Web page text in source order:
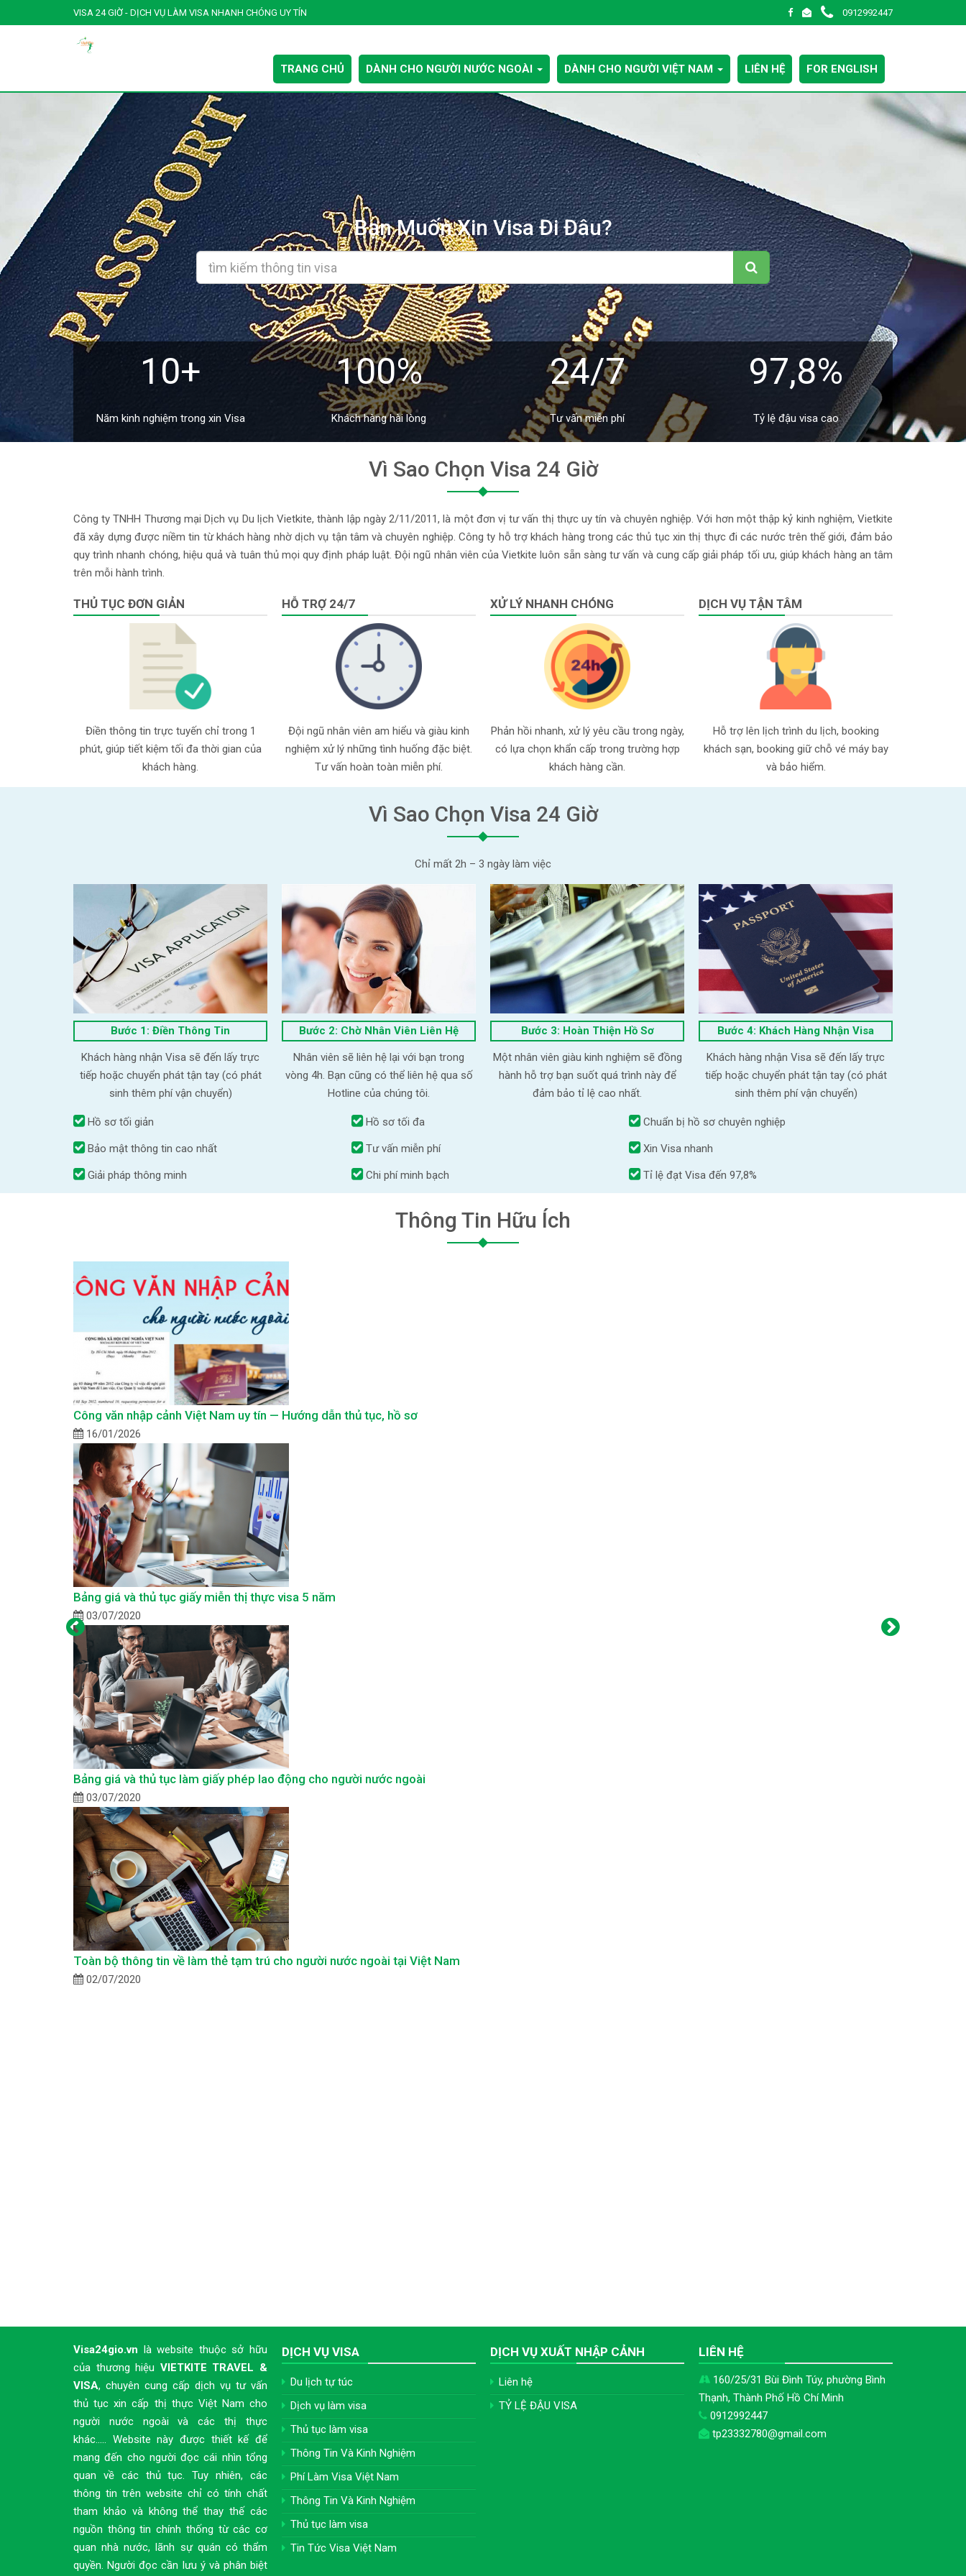
VISA 24 GIỜ - DỊCH VỤ LÀM VISA NHANH CHÓNG UY TÍN 0912992447
TRANG CHỦ DÀNH CHO NGƯỜI NƯỚC NGOÀI DÀNH CHO NGƯỜI VIỆT NAM LIÊN HỆ FOR ENGLISH
Bạn Muốn Xin Visa Đi Đâu?
10+
Năm kinh nghiệm trong xin Visa
100%
Khách hàng hài lòng
24/7
Tư vấn miễn phí
97,8%
Tỷ lệ đậu visa cao
Vì Sao Chọn Visa 24 Giờ
Công ty TNHH Thương mại Dịch vụ Du lịch Vietkite, thành lập ngày 2/11/2011, là một đơn vị tư vấn thị thực uy tín và chuyên nghiệp. Với hơn một thập kỷ kinh nghiệm, Vietkite
đã xây dựng được niềm tin từ khách hàng nhờ dịch vụ tận tâm và chuyên nghiệp. Công ty hỗ trợ khách hàng trong các thủ tục xin thị thực đi các nước trên thế giới, đảm bảo
quy trình nhanh chóng, hiệu quả và tuân thủ mọi quy định pháp luật. Đội ngũ nhân viên của Vietkite luôn sẵn sàng tư vấn và cung cấp giải pháp tối ưu, giúp khách hàng an tâm
trên mỗi hành trình.
THỦ TỤC ĐƠN GIẢN
Điền thông tin trực tuyến chỉ trong 1
phút, giúp tiết kiệm tối đa thời gian của
khách hàng.
HỖ TRỢ 24/7
Đội ngũ nhân viên am hiểu và giàu kinh
nghiệm xử lý những tình huống đặc biệt.
Tư vấn hoàn toàn miễn phí.
XỬ LÝ NHANH CHÓNG
Phản hồi nhanh, xử lý yêu cầu trong ngày,
có lựa chọn khẩn cấp trong trường hợp
khách hàng cần.
DỊCH VỤ TẬN TÂM
Hỗ trợ lên lịch trình du lịch, booking
khách sạn, booking giữ chỗ vé máy bay
và bảo hiểm.
Vì Sao Chọn Visa 24 Giờ
Chỉ mất 2h – 3 ngày làm việc
Bước 1: Điền Thông Tin
Khách hàng nhận Visa sẽ đến lấy trực
tiếp hoặc chuyển phát tận tay (có phát
sinh thêm phí vận chuyển)
Bước 2: Chờ Nhân Viên Liên Hệ
Nhân viên sẽ liên hệ lại với bạn trong
vòng 4h. Bạn cũng có thể liên hệ qua số
Hotline của chúng tôi.
Bước 3: Hoàn Thiện Hồ Sơ
Một nhân viên giàu kinh nghiệm sẽ đồng
hành hỗ trợ bạn suốt quá trình này để
đảm bảo tỉ lệ cao nhất.
Bước 4: Khách Hàng Nhận Visa
Khách hàng nhận Visa sẽ đến lấy trực
tiếp hoặc chuyển phát tận tay (có phát
sinh thêm phí vận chuyển)
Hồ sơ tối giản
Bảo mật thông tin cao nhất
Giải pháp thông minh
Hồ sơ tối đa
Tư vấn miễn phí
Chi phí minh bạch
Chuẩn bị hồ sơ chuyên nghiệp
Xin Visa nhanh
Tỉ lệ đạt Visa đến 97,8%
Thông Tin Hữu Ích
Công văn nhập cảnh Việt Nam uy tín — Hướng dẫn thủ tục, hồ sơ
16/01/2026
Bảng giá và thủ tục giấy miễn thị thực visa 5 năm
03/07/2020
Bảng giá và thủ tục làm giấy phép lao động cho người nước ngoài
03/07/2020
Toàn bộ thông tin về làm thẻ tạm trú cho người nước ngoài tại Việt Nam
02/07/2020
Visa24gio.vn là website thuộc sở hữu
của thương hiệu VIETKITE TRAVEL &
VISA, chuyên cung cấp dịch vụ tư vấn
thủ tục xin cấp thị thực Việt Nam cho
người nước ngoài và các thị thực
khác..... Website này được thiết kế để
mang đến cho người đọc cái nhìn tổng
quan về các thủ tục. Tuy nhiên, các
thông tin trên website chỉ có tính chất
tham khảo và không thể thay thế các
nguồn thông tin chính thống từ các cơ
quan nhà nước, lãnh sự quán có thẩm
quyền. Người đọc cần lưu ý và phân biệt
DỊCH VỤ VISA
Du lịch tự túc
Dịch vụ làm visa
Thủ tục làm visa
Thông Tin Và Kinh Nghiệm
Phí Làm Visa Việt Nam
Thông Tin Và Kinh Nghiệm
Thủ tục làm visa
Tin Tức Visa Việt Nam
DỊCH VỤ XUẤT NHẬP CẢNH
Liên hệ
TỶ LỆ ĐẬU VISA
LIÊN HỆ
160/25/31 Bùi Đình Túy, phường Bình
Thạnh, Thành Phố Hồ Chí Minh
0912992447
tp23332780@gmail.com